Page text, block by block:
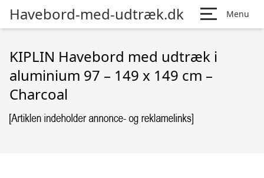
Havebord-med-udtræk.dk Menu
KIPLIN Havebord med udtræk i
aluminium 97 – 149 x 149 cm –
Charcoal